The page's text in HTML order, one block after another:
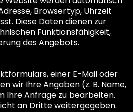
Browsertyp, Uhrzeit
Diese Daten dienen zur
Funktionsfähigkeit,
des Angebots.
einer E-Mail oder
wir Ihre Angaben (z. B. Name,
Ihre Anfrage zu bearbeiten.
an Dritte weitergegeben.